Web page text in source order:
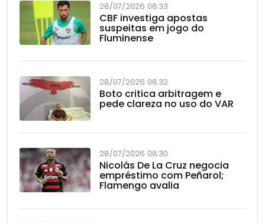
28/07/2026 08:33
CBF investiga apostas
suspeitas em jogo do
Fluminense
28/07/2026 08:32
Boto critica arbitragem e
pede clareza no uso do VAR
28/07/2026 08:30
Nicolás De La Cruz negocia
empréstimo com Peñarol;
Flamengo avalia